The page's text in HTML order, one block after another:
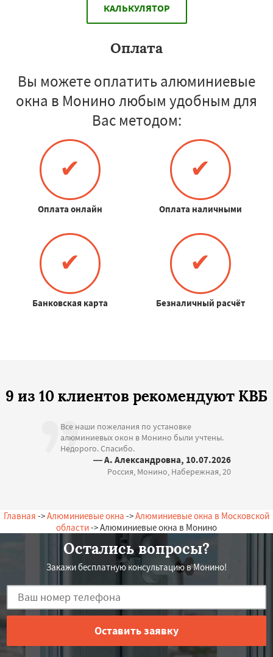
КАЛЬКУЛЯТОР
Оплата
Вы можете оплатить алюминиевые
окна в Монино любым удобным для
Вас методом:
✔
Оплата онлайн
✔
Оплата наличными
✔
Банковская карта
✔
Безналичный расчёт
9 из 10 клиентов рекомендуют КВБ
Все наши пожелания по установке
алюминиевых окон в Монино были учтены.
Недорого. Спасибо.
— А. Александровна, 10.07.2026
Россия, Монино, Набережная, 20
Главная ->Алюминиевые окна ->Алюминиевые окна в Московской
области-> Алюминиевые окна в Монино
Остались вопросы?
Закажи бесплатную консультацию в Монино!